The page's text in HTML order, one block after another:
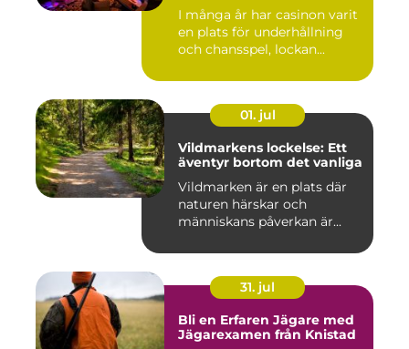
I många år har casinon varit
en plats för underhållning
och chansspel, lockan...
01. jul
Vildmarkens lockelse: Ett
äventyr bortom det vanliga
Vildmarken är en plats där
naturen härskar och
människans påverkan är...
31. jul
Bli en Erfaren Jägare med
Jägarexamen från Knistad